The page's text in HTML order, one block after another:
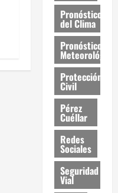
Pronóstico
del Clima
Pronóstico
Meteorológico
Protección
Civil
Pérez
Cuéllar
Redes
Sociales
Seguridad
Vial